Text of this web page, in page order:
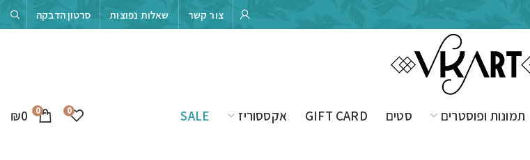
צור קשר שאלות נפוצות סרטון הדבקה
תמונות ופוסטרים סטים GIFT CARD אקססוריז SALE
0
0
₪0